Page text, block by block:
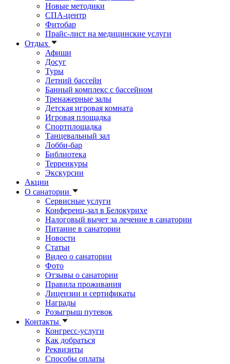
Новые методики
СПА-центр
Фитобар
Прайс-лист на медицинские услуги
Отдых
Афиши
Досуг
Туры
Летний бассейн
Банный комплекс с бассейном
Тренажерные залы
Детская игровая комната
Игровая площадка
Спортплощадка
Танцевальный зал
Лобби-бар
Библиотека
Терренкуры
Экскурсии
Акции
О санатории
Сервисные услуги
Конференц-зал в Белокурихе
Налоговый вычет за лечение в санатории
Питание в санатории
Новости
Статьи
Видео о санатории
Фото
Отзывы о санатории
Правила проживания
Лицензии и сертификаты
Награды
Розыгрыш путевок
Контакты
Конгресс-услуги
Как добраться
Реквизиты
Способы оплаты